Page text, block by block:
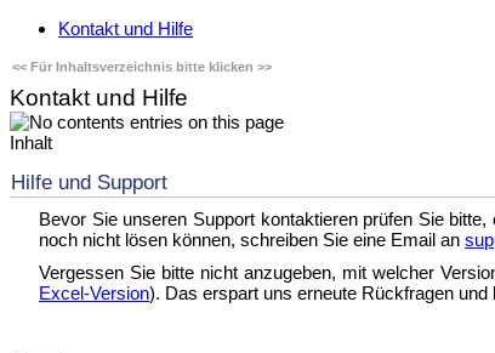
Kontakt und Hilfe
<< Für Inhaltsverzeichnis bitte klicken >>
Kontakt und Hilfe
Inhalt
Hilfe und Support
Bevor Sie unseren Support kontaktieren prüfen Sie
noch nicht lösen können, schreiben Sie eine Email an
Vergessen Sie bitte nicht anzugeben, mit welcher
Excel-Version). Das erspart uns erneute Rückfragen